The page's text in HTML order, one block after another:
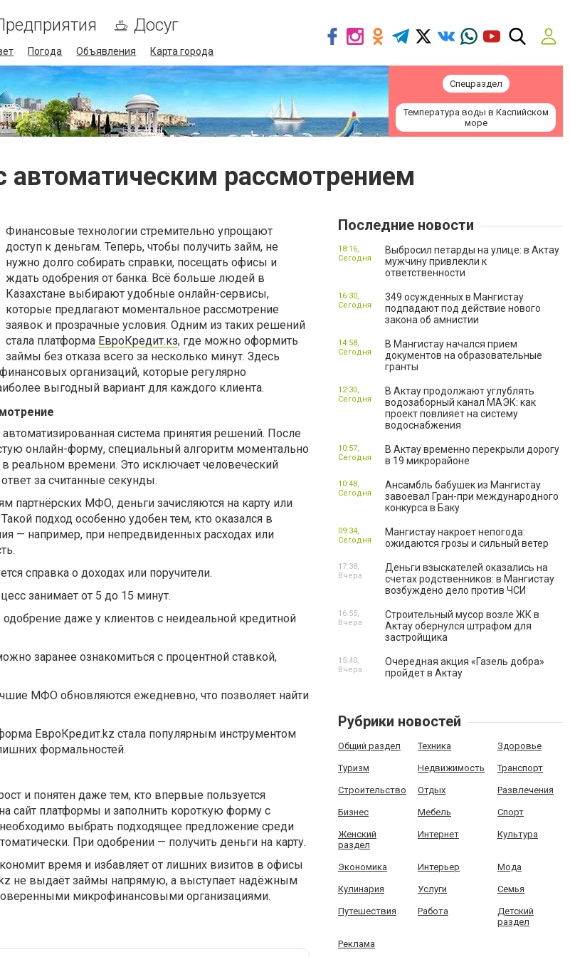
Досуг
Погода Объявления Карта города
Спецраздел
Температура воды в Каспийском
море
автоматическим рассмотрением
Финансовые технологии стремительно упрощают
доступ к деньгам. Теперь, чтобы получить займ, не
нужно долго собирать справки, посещать офисы и
ждать одобрения от банка. Всё больше людей в
Казахстане выбирают удобные онлайн-сервисы,
которые предлагают моментальное рассмотрение
заявок и прозрачные условия. Одним из таких решений
стала платформа ЕвроКредит.кз, где можно оформить
займы без отказа всего за несколько минут. Здесь
организаций, которые регулярно
выгодный вариант для каждого клиента.
система принятия решений. После
онлайн-форму, специальный алгоритм моментально
реальном времени. Это исключает человеческий
за считанные секунды.
партнёрских МФО, деньги зачисляются на карту или
подход особенно удобен тем, кто оказался в
— например, при непредвиденных расходах или
справка о доходах или поручители.
занимает от 5 до 15 минут.
даже у клиентов с неидеальной кредитной
заранее ознакомиться с процентной ставкой,
МФО обновляются ежедневно, что позволяет найти
ЕвроКредит.kz стала популярным инструментом
формальностей.
и понятен даже тем, кто впервые пользуется
сайт платформы и заполнить короткую форму с
выбрать подходящее предложение среди
При одобрении — получить деньги на карту.
время и избавляет от лишних визитов в офисы
не выдаёт займы напрямую, а выступает надёжным
микрофинансовыми организациями.
Последние новости
Выбросил петарды на улице: в Актау
мужчину привлекли к
ответственности
18:16,
Сегодня
349 осужденных в Мангистау
подпадают под действие нового
закона об амнистии
16:30,
Сегодня
В Мангистау начался прием
документов на образовательные
гранты
14:58,
Сегодня
В Актау продолжают углублять
водозаборный канал МАЭК: как
проект повлияет на систему
водоснабжения
12:30,
Сегодня
В Актау временно перекрыли дорогу
в 19 микрорайоне
10:57,
Сегодня
Ансамбль бабушек из Мангистау
завоевал Гран-при международного
конкурса в Баку
10:48,
Сегодня
Мангистау накроет непогода:
ожидаются грозы и сильный ветер
09:34,
Сегодня
Деньги взыскателей оказались на
счетах родственников: в Мангистау
возбуждено дело против ЧСИ
17:38,
Вчера
Строительный мусор возле ЖК в
Актау обернулся штрафом для
застройщика
16:55,
Вчера
Очередная акция «Газель добра»
пройдет в Актау
15:40,
Вчера
Рубрики новостей
Общий раздел Техника Здоровье
Туризм Недвижимость Транспорт
Строительство Отдых Развлечения
Бизнес Мебель Спорт
Женский
раздел
Интернет Культура
Экономика Интерьер Мода
Кулинария Услуги Семья
Путешествия Работа
Детский
раздел
Реклама